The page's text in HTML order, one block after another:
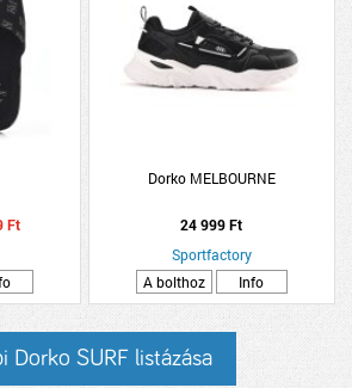
Ft
Dorko MELBOURNE
24 999 Ft
Sportfactory
A bolthoz
Info
Dorko SURF listázása